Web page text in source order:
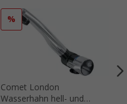
%
Comet London
Wasserhahn hell- und